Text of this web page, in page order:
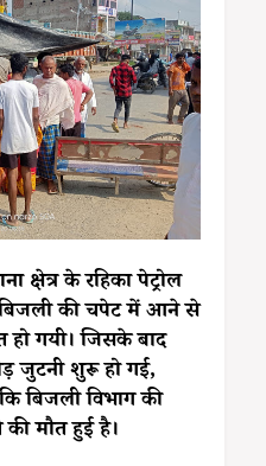
क्षेत्र के रहिका पेट्रोल
की चपेट में आने से
हो गयी। जिसके बाद
जुटनी शुरू हो गई,
बिजली विभाग की
मौत हुई है।